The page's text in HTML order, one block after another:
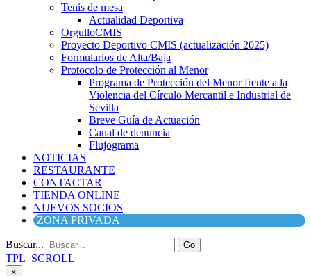
Tenis de mesa
Actualidad Deportiva
OrgulloCMIS
Proyecto Deportivo CMIS (actualización 2025)
Formularios de Alta/Baja
Protocolo de Protección al Menor
Programa de Protección del Menor frente a la
Violencia del Círculo Mercantil e Industrial de
Sevilla
Breve Guía de Actuación
Canal de denuncia
Flujograma
NOTICIAS
RESTAURANTE
CONTACTAR
TIENDA ONLINE
NUEVOS SOCIOS
ZONA PRIVADA
Buscar... Go
TPL_SCROLL
×